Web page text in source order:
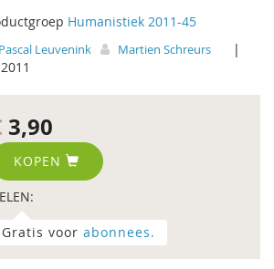
Humanistiek 2011-45
Pascal Leuvenink Martien Schreurs
|
2011
3,90
KOPEN
Gratis voor abonnees.